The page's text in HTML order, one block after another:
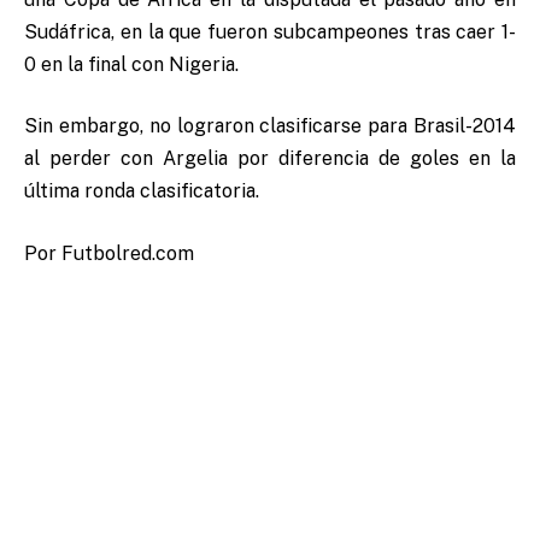
Sudáfrica, en la que fueron subcampeones tras caer 1-
0 en la final con Nigeria.
Sin embargo, no lograron clasificarse para Brasil-2014
al perder con Argelia por diferencia de goles en la
última ronda clasificatoria.
Por Futbolred.com